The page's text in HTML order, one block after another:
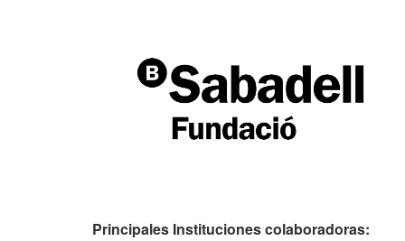
Principales Instituciones colaboradoras: